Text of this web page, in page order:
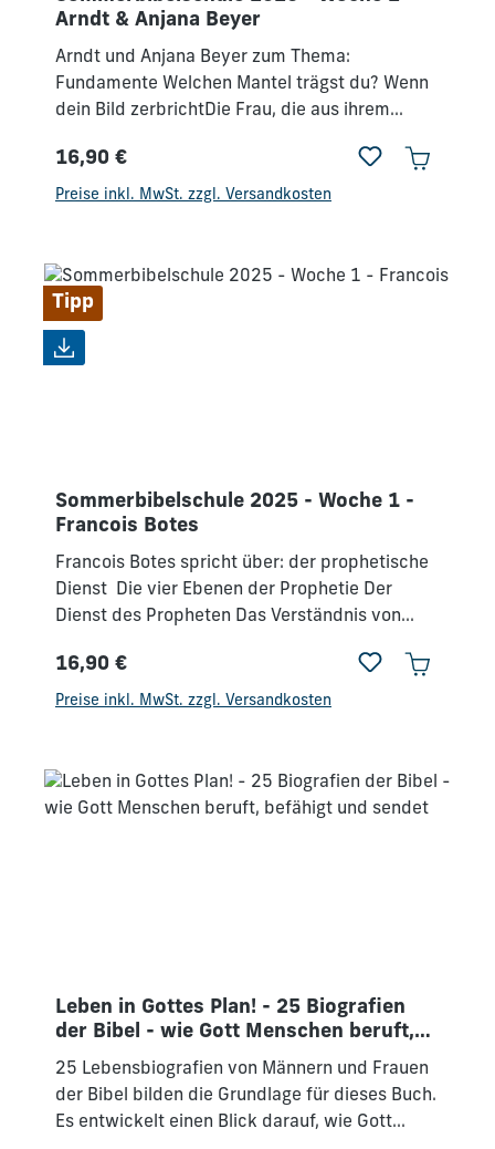
Arndt & Anjana Beyer
Arndt und Anjana Beyer zum Thema:
Fundamente Welchen Mantel trägst du? Wenn
dein Bild zerbrichtDie Frau, die aus ihrem
vergeben Auf den Heiligen Geist warten Es
wird keine schlechten Tage mehr geben Gott
Regulärer Preis:
16,90 €
Preise inkl. MwSt. zzgl. Versandkosten
Tipp
Sommerbibelschule 2025 - Woche 1 -
Francois Botes
Francois Botes spricht über: der prophetische
Dienst Die vier Ebenen der Prophetie Der
Dienst des Propheten Das Verständnis von
Dienstes Unterscheidung Auslegung von
Symbolen Falsche Prophetie und Propheten
Regulärer Preis:
16,90 €
Preise inkl. MwSt. zzgl. Versandkosten
Leben in Gottes Plan! - 25 Biografien
der Bibel - wie Gott Menschen beruft,
befähigt und sendet
25 Lebensbiografien von Männern und Frauen
der Bibel bilden die Grundlage für dieses Buch.
Es entwickelt einen Blick darauf, wie Gott